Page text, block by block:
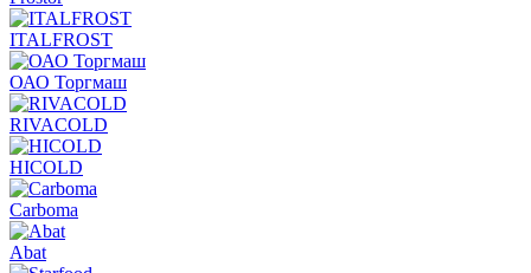
ITALFROST
ОАО Торгмаш
RIVACOLD
HICOLD
Carboma
Abat